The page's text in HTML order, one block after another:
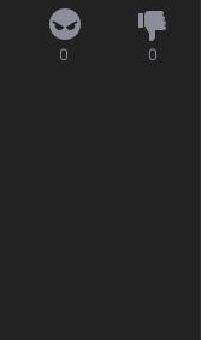
0 0